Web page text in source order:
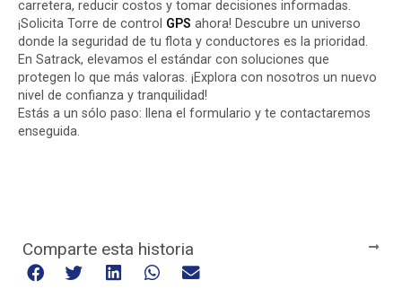
carretera, reducir costos y tomar decisiones informadas.
¡Solicita Torre de control GPS ahora! Descubre un universo
donde la seguridad de tu flota y conductores es la prioridad.
En Satrack, elevamos el estándar con soluciones que
protegen lo que más valoras. ¡Explora con nosotros un nuevo
nivel de confianza y tranquilidad!
Estás a un sólo paso:
llena el formulario y te contactaremos
enseguida.
Comparte esta historia